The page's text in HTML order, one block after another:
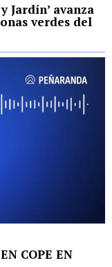
Jardín’ avanza
verdes del
COPE EN